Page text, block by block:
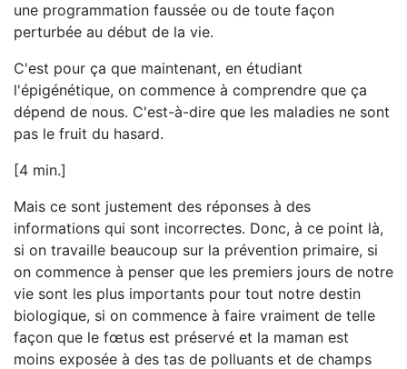
une programmation faussée ou de toute façon
perturbée au début de la vie.
C'est pour ça que maintenant, en étudiant
l'épigénétique, on commence à comprendre que ça
dépend de nous. C'est-à-dire que les maladies ne sont
pas le fruit du hasard.
[4 min.]
Mais ce sont justement des réponses à des
informations qui sont incorrectes. Donc, à ce point là,
si on travaille beaucoup sur la prévention primaire, si
on commence à penser que les premiers jours de notre
vie sont les plus importants pour tout notre destin
biologique, si on commence à faire vraiment de telle
façon que le fœtus est préservé et la maman est
moins exposée à des tas de polluants et de champs